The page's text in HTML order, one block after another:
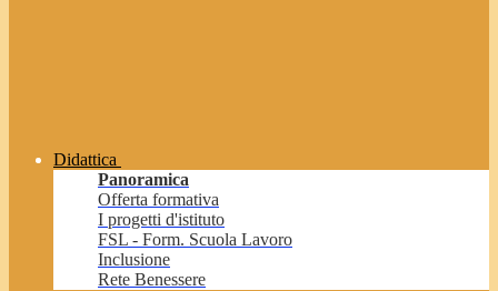
Didattica
Panoramica
Offerta formativa
I progetti d'istituto
FSL - Form. Scuola Lavoro
Inclusione
Rete Benessere